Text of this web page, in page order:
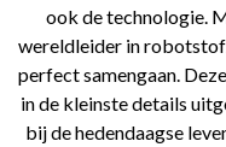
ook de technologie.
wereldleider in
perfect samengaan.
in de kleinste details
bij de hedendaagse